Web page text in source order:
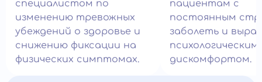
специалистом по
изменению тревожных
убеждений о здоровье и
снижению фиксации на
физических симптомах.
пациентам с
постоянным
заболеть и
психологическим
дискомфортом.